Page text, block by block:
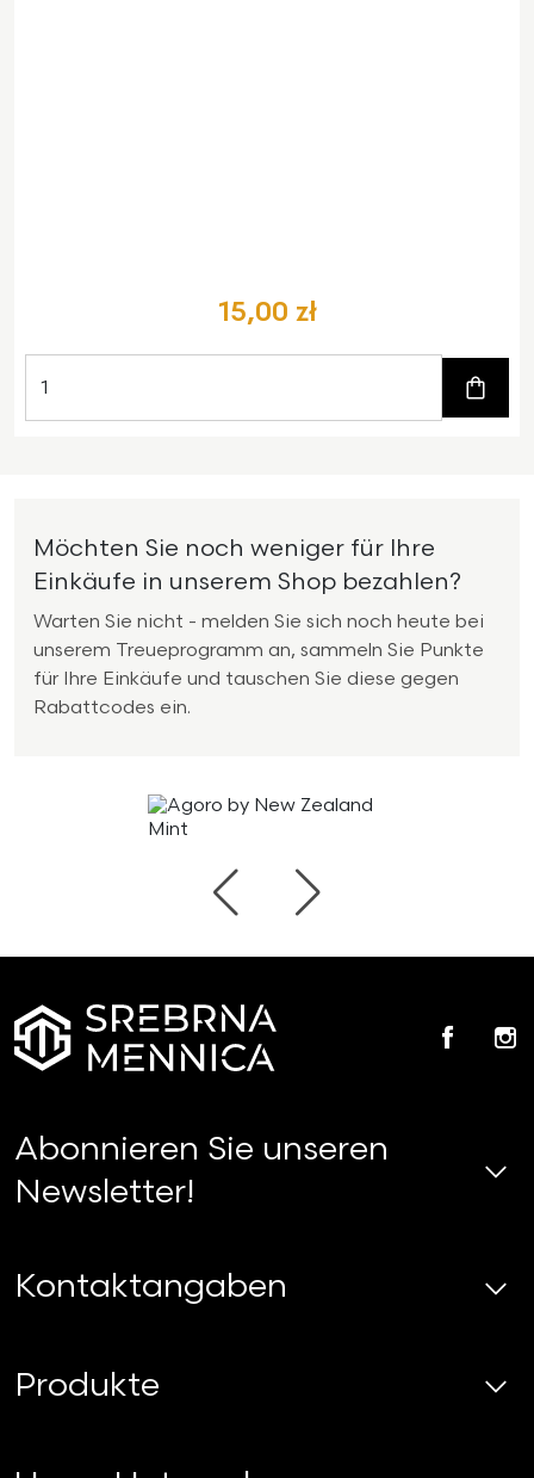
15,00 zł
Zum
Möchten Sie noch weniger für Ihre
Einkäufe in unserem Shop bezahlen?
Warten Sie nicht - melden Sie sich noch heute bei
unserem Treueprogramm an, sammeln Sie Punkte
für Ihre Einkäufe und tauschen Sie diese gegen
Rabattcodes ein.
Zurück Weiter
Abonnieren Sie unseren
Newsletter!
Kontaktangaben
Produkte